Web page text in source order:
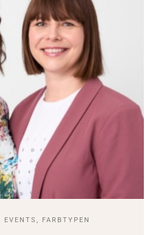
EVENTS, FARBTYPEN